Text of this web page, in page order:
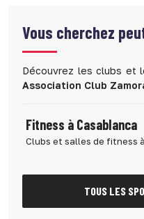
Vous cherchez
Découvrez les clubs et
Association Club
Fitness à Casablanca
Clubs et salles de fitness
TOUS LES